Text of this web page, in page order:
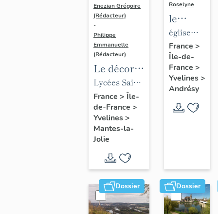
Enezian Grégoire
(Rédacteur)
-
Philippe
Emmanuelle
(Rédacteur)
Le décor
des lycées
de Mantes
Lycées Saint-
Exupéry et
Jean Rostand
France > Île-
de-France >
Yvelines>
Mantes-la-
Jolie
Roselyne
le
mobilier
de
l'église
Saint-
Germain-
de-
Paris
église
paroissiale
Saint-
Germain
France >
Île-de-
France >
Yvelines>
Andrésy
Dossier Dossier